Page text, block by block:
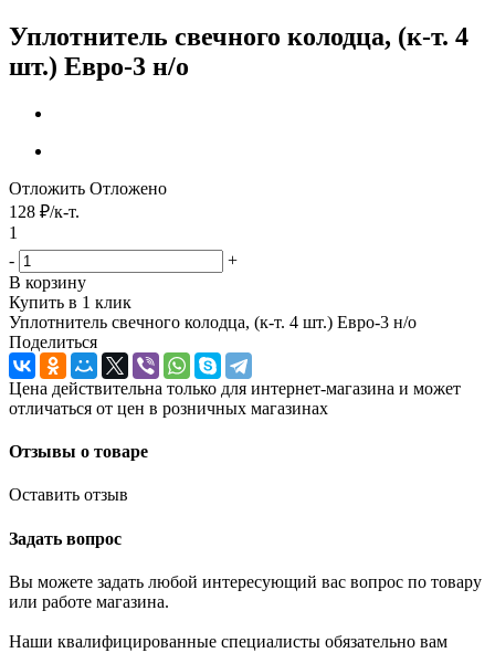
Уплотнитель свечного колодца, (к-т. 4
шт.) Евро-3 н/о
Отложить Отложено
128 ₽/к-т.
1
-
+
В корзину
Купить в 1 клик
Уплотнитель свечного колодца, (к-т. 4 шт.) Евро-3 н/о
Поделиться
Цена действительна только для интернет-магазина и может
отличаться от цен в розничных магазинах
Отзывы о товаре
Оставить отзыв
Задать вопрос
Вы можете задать любой интересующий вас вопрос по товару
или работе магазина.
Наши квалифицированные специалисты обязательно вам